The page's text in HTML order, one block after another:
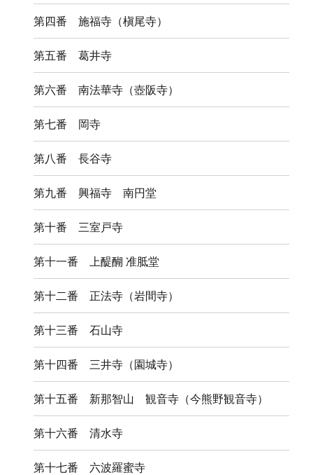
第四番 施福寺（槇尾寺）
第五番 葛井寺
第六番 南法華寺（壺阪寺）
第七番 岡寺
第八番 長谷寺
第九番 興福寺 南円堂
第十番 三室戸寺
第十一番 上醍醐 准胝堂
第十二番 正法寺（岩間寺）
第十三番 石山寺
第十四番 三井寺（園城寺）
第十五番 新那智山 観音寺（今熊野観音寺）
第十六番 清水寺
第十七番 六波羅蜜寺